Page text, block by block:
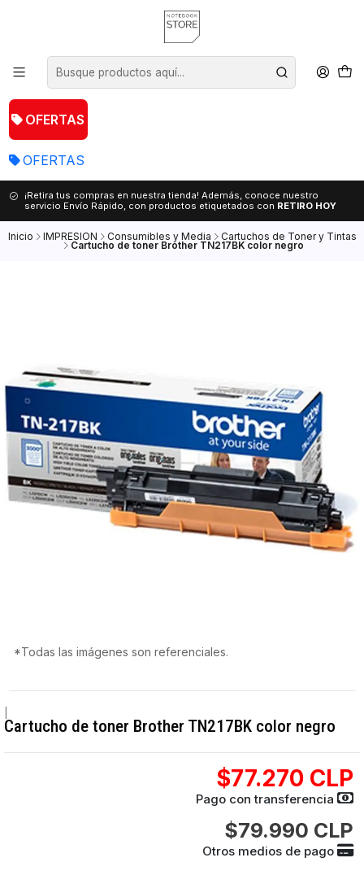
OFERTAS
OFERTAS
¡Retira tus compras en nuestra tienda! Además, conoce nuestro
servicio Envío Rápido, con productos etiquetados con RETIRO HOY
Inicio IMPRESION Consumibles y Media Cartuchos de Toner y Tintas
Cartucho de toner Brother TN217BK color negro
*Todas las imágenes son referenciales.
Cartucho de toner Brother TN217BK color negro
$77.270 CLP
Pago con transferencia
$79.990 CLP
Otros medios de pago